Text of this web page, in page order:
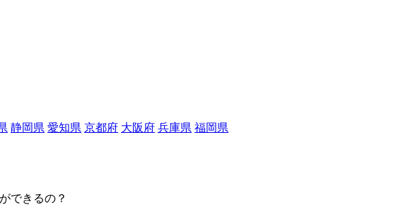
静岡県 愛知県 京都府 大阪府 兵庫県 福岡県
できるの？